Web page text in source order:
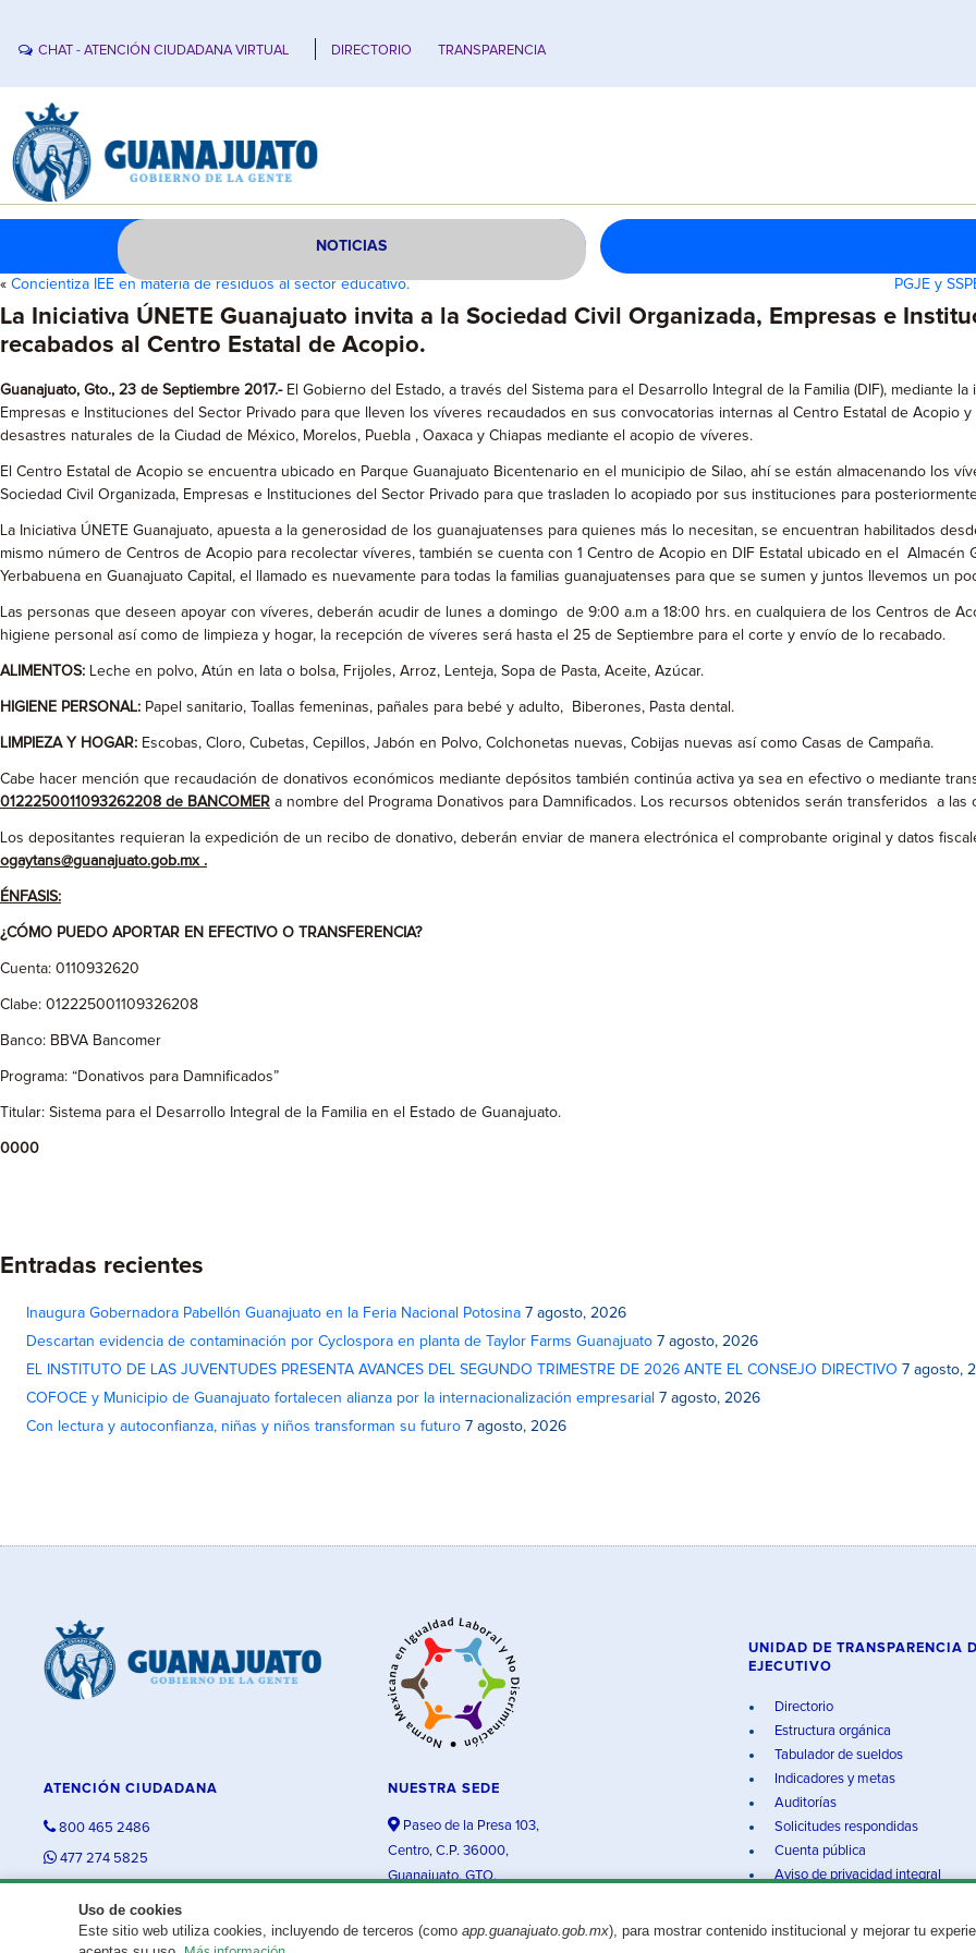
CHAT - ATENCIÓN CIUDADANA VIRTUAL DIRECTORIO TRANSPARENCIA
NOTICIAS
« Concientiza IEE en materia de residuos al sector educativo. PGJE y
La Iniciativa ÚNETE Guanajuato invita a la Sociedad Civil Organizada, Empresas e
recabados al Centro Estatal de Acopio.
Guanajuato, Gto., 23 de Septiembre 2017.- El Gobierno del Estado, a través del Sistema para el Desarrollo Integral de la Familia (DIF), mediante
Empresas e Instituciones del Sector Privado para que lleven los víveres recaudados en sus convocatorias internas al Centro Estatal de
desastres naturales de la Ciudad de México, Morelos, Puebla , Oaxaca y Chiapas mediante el acopio de víveres.
El Centro Estatal de Acopio se encuentra ubicado en Parque Guanajuato Bicentenario en el municipio de Silao, ahí se están almacenando los
Sociedad Civil Organizada, Empresas e Instituciones del Sector Privado para que trasladen lo acopiado por sus instituciones para
La Iniciativa ÚNETE Guanajuato, apuesta a la generosidad de los guanajuatenses para quienes más lo necesitan, se encuentran habilitados
mismo número de Centros de Acopio para recolectar víveres, también se cuenta con 1 Centro de Acopio en DIF Estatal ubicado en el Almacén
Yerbabuena en Guanajuato Capital, el llamado es nuevamente para todas la familias guanajuatenses para que se sumen y juntos llevemos un
Las personas que deseen apoyar con víveres, deberán acudir de lunes a domingo de 9:00 a.m a 18:00 hrs. en cualquiera de los Centros de
higiene personal así como de limpieza y hogar, la recepción de víveres será hasta el 25 de Septiembre para el corte y envío de lo recabado.
ALIMENTOS: Leche en polvo, Atún en lata o bolsa, Frijoles, Arroz, Lenteja, Sopa de Pasta, Aceite, Azúcar.
HIGIENE PERSONAL: Papel sanitario, Toallas femeninas, pañales para bebé y adulto, Biberones, Pasta dental.
LIMPIEZA Y HOGAR: Escobas, Cloro, Cubetas, Cepillos, Jabón en Polvo, Colchonetas nuevas, Cobijas nuevas así como Casas de Campaña.
Cabe hacer mención que recaudación de donativos económicos mediante depósitos también continúa activa ya sea en efectivo o mediante
0122250011093262208 de BANCOMER a nombre del Programa Donativos para Damnificados. Los recursos obtenidos serán transferidos a
Los depositantes requieran la expedición de un recibo de donativo, deberán enviar de manera electrónica el comprobante original y datos
ogaytans@guanajuato.gob.mx .
ÉNFASIS:
¿CÓMO PUEDO APORTAR EN EFECTIVO O TRANSFERENCIA?
Cuenta: 0110932620
Clabe: 012225001109326208
Banco: BBVA Bancomer
Programa: “Donativos para Damnificados”
Titular: Sistema para el Desarrollo Integral de la Familia en el Estado de Guanajuato.
0000
Entradas recientes
Inaugura Gobernadora Pabellón Guanajuato en la Feria Nacional Potosina 7 agosto, 2026
Descartan evidencia de contaminación por Cyclospora en planta de Taylor Farms Guanajuato 7 agosto, 2026
EL INSTITUTO DE LAS JUVENTUDES PRESENTA AVANCES DEL SEGUNDO TRIMESTRE DE 2026 ANTE EL CONSEJO DIRECTIVO 7 agosto,
COFOCE y Municipio de Guanajuato fortalecen alianza por la internacionalización empresarial 7 agosto, 2026
Con lectura y autoconfianza, niñas y niños transforman su futuro 7 agosto, 2026
Uso de cookies
Este sitio web utiliza cookies, incluyendo de terceros (como app.guanajuato.gob.mx), para mostrar contenido institucional y mejorar tu
ATENCIÓN CIUDADANA
800 465 2486
477 274 5825
NUESTRA SEDE
Paseo de la Presa 103,
Centro, C.P. 36000,
Guanajuato, GTO.
UNIDAD DE TRANSPARENCIA
EJECUTIVO
Directorio
Estructura orgánica
Tabulador de sueldos
Indicadores y metas
Auditorías
Solicitudes respondidas
Cuenta pública
Aviso de privacidad integral
¿Existe algún problema con esta página?Repórtalo aquí. Aviso legal© 2025 Gobierno del Estado de Guanajuato